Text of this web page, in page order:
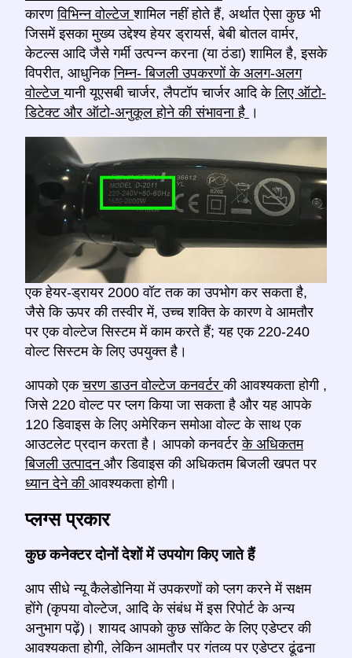
कारणविभिन्न वोल्टेजशामिल नहीं होते हैं, अर्थात ऐसा कुछ भी
जिसमें इसका मुख्य उद्देश्य हेयर ड्रायर्स, बेबी बोतल वार्मर,
केटल्स आदि जैसे गर्मी उत्पन्न करना (या ठंडा) शामिल है, इसके
विपरीत, आधुनिकनिम्न- बिजली उपकरणों के अलग-अलग
वोल्टेजयानी यूएसबी चार्जर, लैपटॉप चार्जर आदि केलिए ऑटो-
डिटेक्ट और ऑटो-अनुकूल होने की संभावना है ।
एक हेयर-ड्रायर 2000 वॉट तक का उपभोग कर सकता है,
जैसे कि ऊपर की तस्वीर में, उच्च शक्ति के कारण वे आमतौर
पर एक वोल्टेज सिस्टम में काम करते हैं; यह एक 220-240
वोल्ट सिस्टम के लिए उपयुक्त है।
आपको एकचरण डाउन वोल्टेज कनवर्टरकी आवश्यकता होगी ,
जिसे 220 वोल्ट पर प्लग किया जा सकता है और यह आपके
120 डिवाइस के लिए अमेरिकन समोआ वोल्ट के साथ एक
आउटलेट प्रदान करता है। आपको कनवर्टरके अधिकतम
बिजली उत्पादन और डिवाइस की अधिकतम बिजली खपत पर
ध्यान देने की आवश्यकता होगी।
प्लग्स प्रकार
कुछ कनेक्टर दोनों देशों में उपयोग किए जाते हैं
आप सीधे न्यू कैलेडोनिया में उपकरणों को प्लग करने में सक्षम
होंगे (कृपया वोल्टेज, आदि के संबंध में इस रिपोर्ट के अन्य
अनुभाग पढ़ें)। शायद आपको कुछ सॉकेट के लिए एडेप्टर की
आवश्यकता होगी, लेकिन आमतौर पर गंतव्य पर एडेप्टर ढूंढना